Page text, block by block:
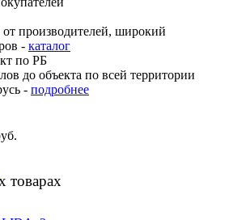
производителей, широкий
- каталог
по РБ
до объекта по всей территории
- подробнее
товарах